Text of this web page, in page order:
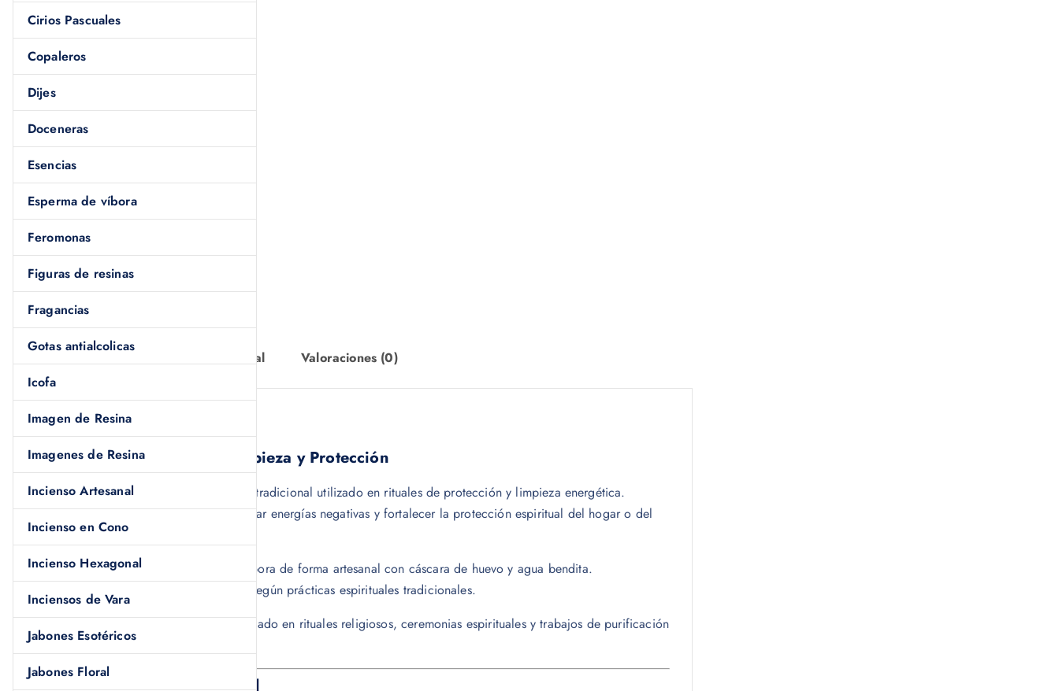
Cirios Pascuales
Copaleros
Dijes
Doceneras
Esencias
Esperma de víbora
Feromonas
Figuras de resinas
Fragancias
Gotas antialcolicas
Icofa
Imagen de Resina
Imagenes de Resina
Incienso Artesanal
Incienso en Cono
Incienso Hexagonal
Inciensos de Vara
Jabones Esotéricos
Jabones Floral
Información adicional Valoraciones (0)
Descripción
Cascarilla Espiritual para Limpieza y Protección
Lacascarilla espiritual
es un elemento tradicional utilizado en rituales de protección y limpieza energética.
Muchas personas la emplean para eliminar energías negativas y fortalecer la protección espiritual del hogar o del
cuerpo.
Además, lacascarilla espiritual
se elabora de forma artesanal con cáscara de huevo y agua bendita.
Posteriormente es rezada y consagrada según prácticas espirituales tradicionales.
Por esta razón, es un producto muy utilizado en rituales religiosos, ceremonias espirituales y trabajos de purificación
energética.
Usos de la cascarilla espiritual